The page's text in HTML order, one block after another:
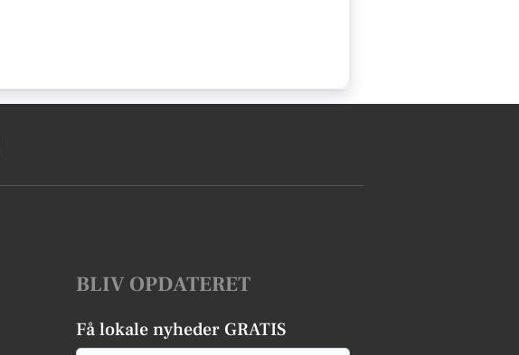
BLIV OPDATERET
Få lokale nyheder GRATIS